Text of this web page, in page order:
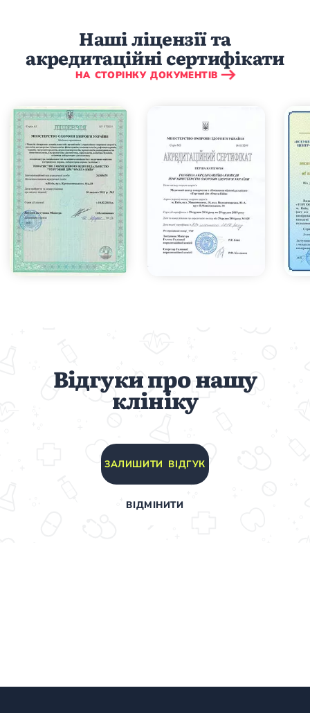
Наші ліцензії та
акредитаційні сертифікати
НА СТОРІНКУ ДОКУМЕНТІВ
Відгуки про нашу
клініку
ЗАЛИШИТИ ВІДГУК
ВІДМІНИТИ